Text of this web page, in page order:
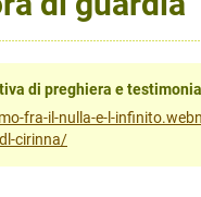
di preghiera e
fra-il-nulla-e-l-
cirinna/